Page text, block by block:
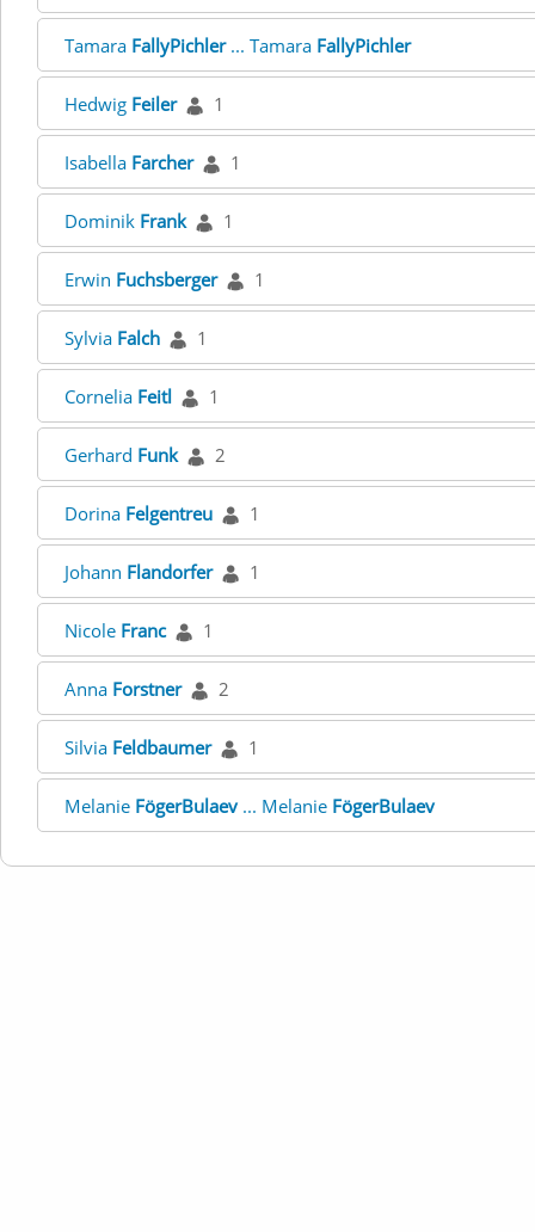
Tamara FallyPichler... Tamara FallyPichler
Hedwig Feiler 1
Isabella Farcher 1
Dominik Frank 1
Erwin Fuchsberger 1
Sylvia Falch 1
Cornelia Feitl 1
Gerhard Funk 2
Dorina Felgentreu 1
Johann Flandorfer 1
Nicole Franc 1
Anna Forstner 2
Silvia Feldbaumer 1
Melanie FögerBulaev... Melanie FögerBulaev